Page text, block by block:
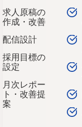
Indeed PLUS
・採用代行
求人原稿の
作成・改善
配信設計
採用目標の
設定
月次レポー
ト・改善提
案